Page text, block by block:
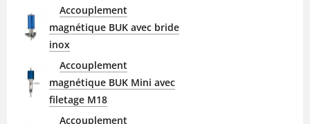
Accouplement
magnétique BUK avec bride
inox
Accouplement
magnétique BUK Mini avec
filetage M18
Accouplement